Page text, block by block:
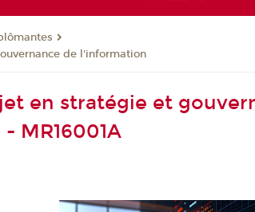
de l'information
en stratégie et
MR16001A